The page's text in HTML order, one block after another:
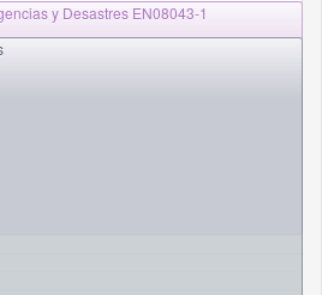
y Desastres EN08043-1